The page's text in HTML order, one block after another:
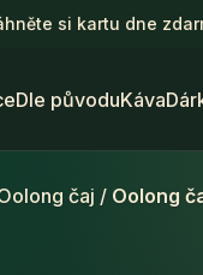
si kartu dne
Dle původuKáva
čaj / Oolong